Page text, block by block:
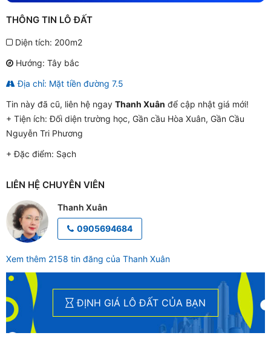
THÔNG TIN LÔ ĐẤT
Diện tích: 200m2
Hướng: Tây bắc
Địa chỉ: Mặt tiền đường 7.5
Tin này đã cũ, liên hệ ngay Thanh Xuân để cập nhật giá mới!
+ Tiện ích:Đối diện trường học, Gần cầu Hòa Xuân, Gần Cầu
Nguyễn Tri Phương
+ Đặc điểm: Sạch
LIÊN HỆ CHUYÊN VIÊN
Thanh Xuân
0905694684
Xem thêm 2158 tin đăng của Thanh Xuân
ĐỊNH GIÁ LÔ ĐẤT CỦA BẠN